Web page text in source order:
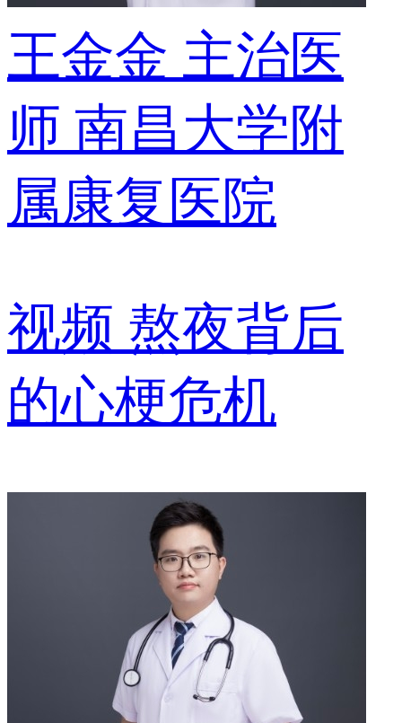
王金金 主治医
师 南昌大学附
属康复医院
视频 熬夜背后
的心梗危机